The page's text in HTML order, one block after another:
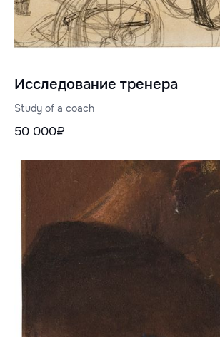
Исследование тренера
Study of a coach
50 000₽